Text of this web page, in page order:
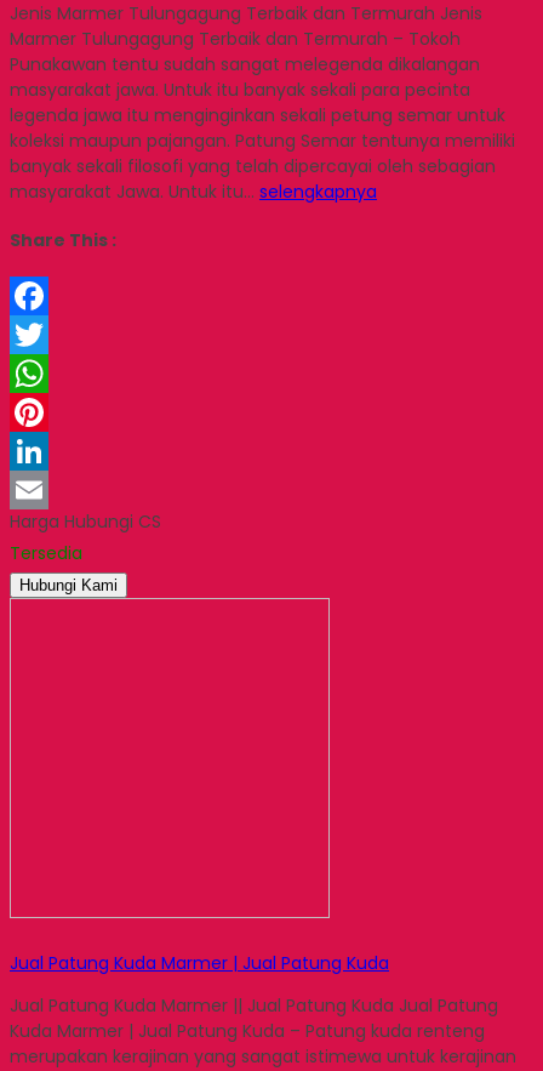
Jenis Marmer Tulungagung Terbaik dan Termurah Jenis
Marmer Tulungagung Terbaik dan Termurah – Tokoh
Punakawan tentu sudah sangat melegenda dikalangan
masyarakat jawa. Untuk itu banyak sekali para pecinta
legenda jawa itu menginginkan sekali petung semar untuk
koleksi maupun pajangan. Patung Semar tentunya memiliki
banyak sekali filosofi yang telah dipercayai oleh sebagian
masyarakat Jawa. Untuk itu… selengkapnya
Share This :
Facebook
Twitter
WhatsApp
Pinterest
LinkedIn
Email
Harga Hubungi CS
Tersedia
Hubungi Kami
Jual Patung Kuda Marmer | Jual Patung Kuda
Jual Patung Kuda Marmer || Jual Patung Kuda Jual Patung
Kuda Marmer | Jual Patung Kuda – Patung kuda renteng
merupakan kerajinan yang sangat istimewa untuk kerajinan